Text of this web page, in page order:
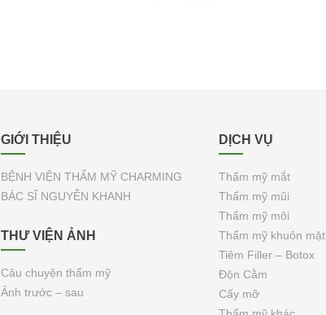
GIỚI THIỆU
BỆNH VIỆN THẨM MỸ CHARMING
BÁC SĨ NGUYỄN KHANH
THƯ VIỆN ẢNH
Câu chuyện thẩm mỹ
Ảnh trước – sau
DỊCH VỤ
Thẩm mỹ mắt
Thẩm mỹ mũi
Thẩm mỹ môi
Thẩm mỹ khuôn mặt
Tiêm Filler – Botox
Độn Cằm
Cấy mỡ